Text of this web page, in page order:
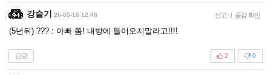
강슬기 26-05-16 12:48 신고 | 공감 확인
(5년뒤) ??? : 아빠 쫌! 내방에 들어오지말라고!!!!
답글 0
2